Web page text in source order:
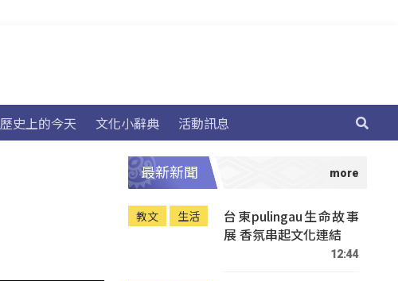
歷史上的今天 文化小辭典 活動訊息
最新新聞
教文 生活
台東pulingau生命故事
展 香氛串起文化連結
12:44